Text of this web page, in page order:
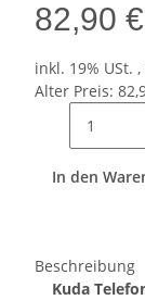
82,90 €
inkl. 19% USt. ,
Alter Preis:
In den
Beschreibung
Kuda